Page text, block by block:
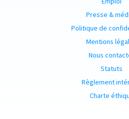
Presse &
Politique de
Mentions
Nous
Statuts
Règlement
Charte